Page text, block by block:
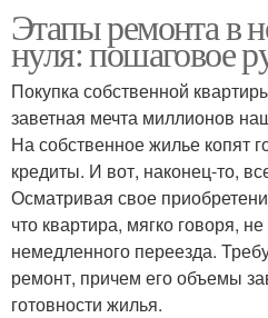
Этапы ремонта в
нуля: пошаговое
Покупка собственной
заветная мечта миллионов
На собственное жилье копят
кредиты. И вот, наконец-то,
Осматривая свое
что квартира, мягко говоря,
немедленного переезда.
ремонт, причем его объемы
готовности жилья.